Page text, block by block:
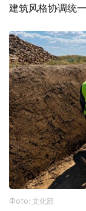
建筑风格协调统
Фото: 文化部